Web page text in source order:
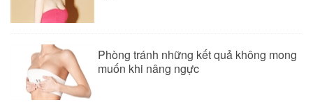
Phòng tránh những kết quả không mong
muốn khi nâng ngực